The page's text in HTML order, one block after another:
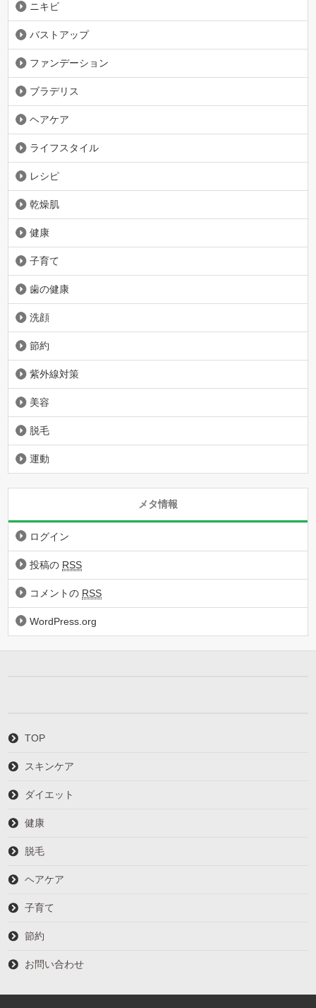
ニキビ
バストアップ
ファンデーション
ブラデリス
ヘアケア
ライフスタイル
レシピ
乾燥肌
健康
子育て
歯の健康
洗顔
節約
紫外線対策
美容
脱毛
運動
メタ情報
ログイン
投稿の RSS
コメントの RSS
WordPress.org
TOP
スキンケア
ダイエット
健康
脱毛
ヘアケア
子育て
節約
お問い合わせ